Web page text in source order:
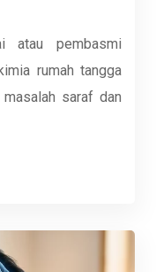
atau pembasmi
rumah tangga
saraf dan